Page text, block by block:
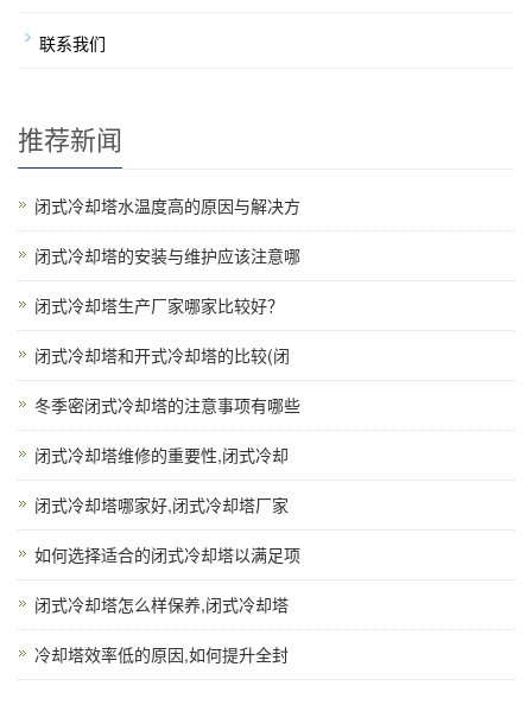
联系我们
推荐新闻
闭式冷却塔水温度高的原因与解决方
闭式冷却塔的安装与维护应该注意哪
闭式冷却塔生产厂家哪家比较好？
闭式冷却塔和开式冷却塔的比较(闭
冬季密闭式冷却塔的注意事项有哪些
闭式冷却塔维修的重要性,闭式冷却
闭式冷却塔哪家好,闭式冷却塔厂家
如何选择适合的闭式冷却塔以满足项
闭式冷却塔怎么样保养,闭式冷却塔
冷却塔效率低的原因,如何提升全封